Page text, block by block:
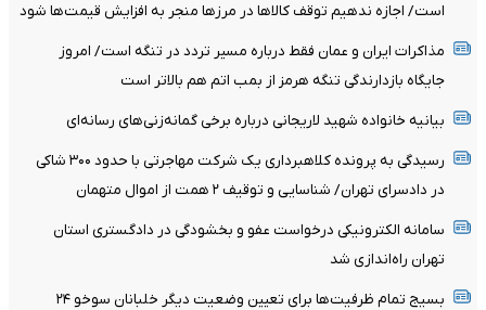
است/ اجازه ندهیم توقف کالاها در مرزها منجر به افزایش قیمت‌ها شود
مذاکرات ایران و عمان فقط درباره مسیر تردد در تنگه است/ امروز
جایگاه بازدارندگی تنگه هرمز از بمب اتم هم بالاتر است
بیانیه خانواده شهید لاریجانی درباره برخی گمانه‌زنی‌های رسانه‌ای
رسیدگی به پرونده کلاهبرداری یک شرکت مهاجرتی با حدود ۳۰۰ شاکی
در دادسرای تهران/ شناسایی و توقیف ۲ همت از اموال متهمان
سامانه الکترونیکی درخواست عفو و بخشودگی در دادگستری استان
تهران راه‌اندازی شد
بسیج تمام ظرفیت‌ها برای تعیین وضعیت دیگر خلبانان سوخو ۲۴